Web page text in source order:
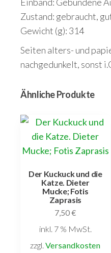
Zustand: gebraucht,
Gewicht (g): 314
Seiten alters- und
nachgedunkelt, sonst
Ähnliche Produkte
Der Kuckuck und die
Katze. Dieter
Mucke; Fotis
Zaprasis
7,50€
inkl. 7 % MwSt.
zzgl.Versandkosten